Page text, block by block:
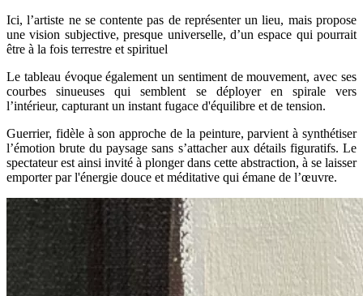
Ici, l’artiste ne se contente pas de représenter un lieu, mais propose
une vision subjective, presque universelle, d’un espace qui pourrait
être à la fois terrestre et spirituel
Le tableau évoque également un sentiment de mouvement, avec ses
courbes sinueuses qui semblent se déployer en spirale vers
l’intérieur, capturant un instant fugace d'équilibre et de tension.
Guerrier, fidèle à son approche de la peinture, parvient à synthétiser
l’émotion brute du paysage sans s’attacher aux détails figuratifs. Le
spectateur est ainsi invité à plonger dans cette abstraction, à se laisser
emporter par l'énergie douce et méditative qui émane de l’œuvre.